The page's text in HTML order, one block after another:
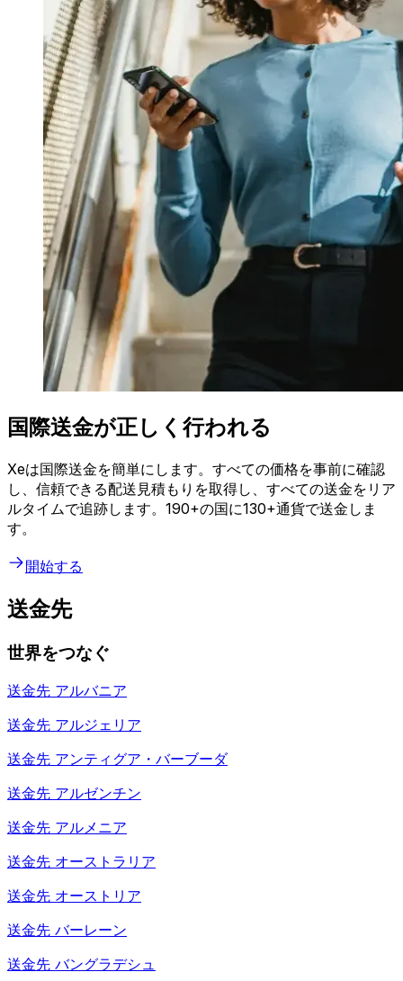
国際送金が正しく行われる
Xeは国際送金を簡単にします。すべての価格を事前に確認
し、信頼できる配送見積もりを取得し、すべての送金をリア
ルタイムで追跡します。190+の国に130+通貨で送金しま
す。
開始する
送金先
世界をつなぐ
送金先 アルバニア
送金先 アルジェリア
送金先 アンティグア・バーブーダ
送金先 アルゼンチン
送金先 アルメニア
送金先 オーストラリア
送金先 オーストリア
送金先 バーレーン
送金先 バングラデシュ